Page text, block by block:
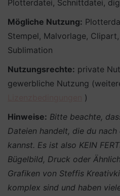
Plotterdatei, Schnittdatei,
Mögliche Nutzung:
Stempel, Malvorlage,
Sublimation
Nutzungsrechte: private
gewerbliche Nutzung
)
Hinweise: Bitte beachte,
Dateien handelt, die du
kannst. Es ist also KEIN
Bügelbild, Druck oder
Grafiken von Steffis
komplex sind und haben